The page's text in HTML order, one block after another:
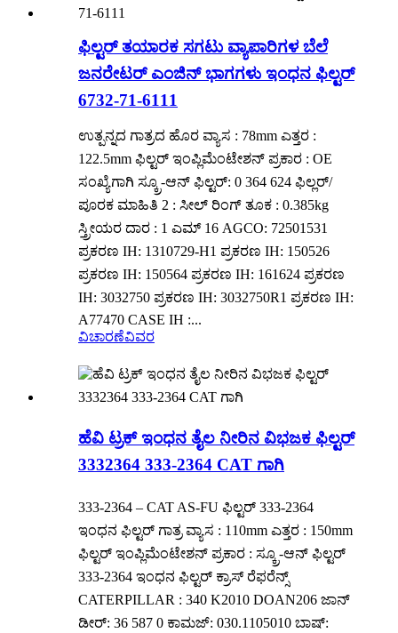
ಫಿಲ್ಟರ್ ತಯಾರಕ ಸಗಟು ವ್ಯಾಪಾರಿಗಳ ಬೆಲೆ
ಜನರೇಟರ್ ಎಂಜಿನ್ ಭಾಗಗಳು ಇಂಧನ ಫಿಲ್ಟರ್
6732-71-6111
ಉತ್ಪನ್ನದ ಗಾತ್ರದ ಹೊರ ವ್ಯಾಸ : 78mm ಎತ್ತರ :
122.5mm ಫಿಲ್ಟರ್ ಇಂಪ್ಲಿಮೆಂಟೇಶನ್ ಪ್ರಕಾರ : OE
ಸಂಖ್ಯೆಗಾಗಿ ಸ್ಕ್ರೂ-ಆನ್ ಫಿಲ್ಟರ್: 0 364 624 ಫಿಲ್ಲರ್/
ಪೂರಕ ಮಾಹಿತಿ 2 : ಸೀಲ್ ರಿಂಗ್ ತೂಕ : 0.385kg
ಸ್ತ್ರೀಯರ ದಾರ : 1 ಎಮ್ 16 AGCO: 72501531
ಪ್ರಕರಣ IH: 1310729-H1 ಪ್ರಕರಣ IH: 150526
ಪ್ರಕರಣ IH: 150564 ಪ್ರಕರಣ IH: 161624 ಪ್ರಕರಣ
IH: 3032750 ಪ್ರಕರಣ IH: 3032750R1 ಪ್ರಕರಣ IH:
A77470 CASE IH :...
ವಿಚಾರಣೆವಿವರ
ಹೆವಿ ಟ್ರಕ್ ಇಂಧನ ತೈಲ ನೀರಿನ ವಿಭಜಕ ಫಿಲ್ಟರ್
3332364 333-2364 CAT ಗಾಗಿ
333-2364 – CAT AS-FU ಫಿಲ್ಟರ್ 333-2364
ಇಂಧನ ಫಿಲ್ಟರ್ ಗಾತ್ರ ವ್ಯಾಸ : 110mm ಎತ್ತರ : 150mm
ಫಿಲ್ಟರ್ ಇಂಪ್ಲಿಮೆಂಟೇಶನ್ ಪ್ರಕಾರ : ಸ್ಕ್ರೂ-ಆನ್ ಫಿಲ್ಟರ್
333-2364 ಇಂಧನ ಫಿಲ್ಟರ್ ಕ್ರಾಸ್ ರೆಫರೆನ್ಸ್
CATERPILLAR : 340 K2010 DOAN206 ಜಾನ್
ಡೀರ್: 36 587 0 ಕಾಮಜ್: 030.1105010 ಬಾಷ್: